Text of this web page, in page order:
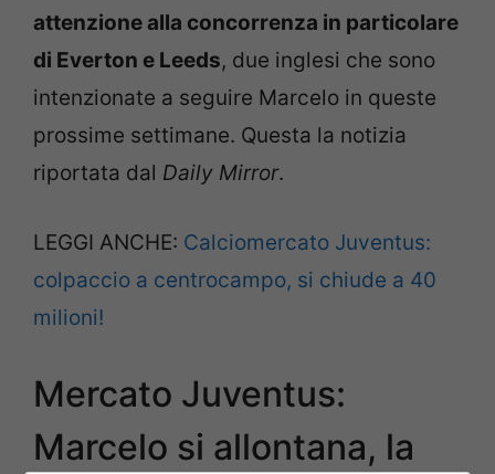
attenzione alla concorrenza in particolare
di Everton e Leeds, due inglesi che sono
intenzionate a seguire Marcelo in queste
prossime settimane. Questa la notizia
riportata dal Daily Mirror.
LEGGI ANCHE: Calciomercato Juventus:
colpaccio a centrocampo, si chiude a 40
milioni!
Mercato Juventus:
Marcelo si allontana, la